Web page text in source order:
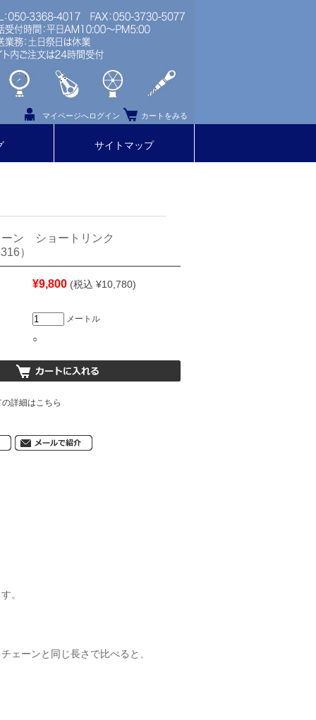
マイページへログイン カートをみる
サイトマップ
ーン ショートリンク
）
¥9,800 (税込 ¥10,780)
メートル
○
詳細はこちら
。
ェーンと同じ長さで比べると、